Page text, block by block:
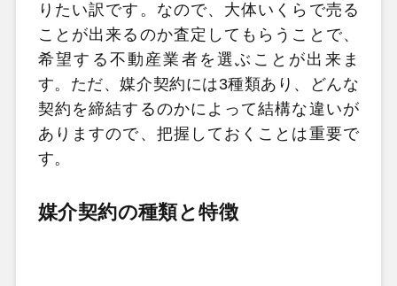
りたい訳です。なので、大体いくらで売る
ことが出来るのか査定してもらうことで、
希望する不動産業者を選ぶことが出来ま
す。ただ、媒介契約には3種類あり、どんな
契約を締結するのかによって結構な違いが
ありますので、把握しておくことは重要で
す。
媒介契約の種類と特徴